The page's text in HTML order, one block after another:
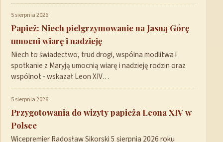
5 sierpnia 2026
Papież: Niech pielgrzymowanie na Jasną Górę
umocni wiarę i nadzieję
Niech to świadectwo, trud drogi, wspólna modlitwa i
spotkanie z Maryją umocnią wiarę i nadzieję rodzin oraz
wspólnot - wskazał Leon XIV…
5 sierpnia 2026
Przygotowania do wizyty papieża Leona XIV w
Polsce
Wicepremier Radosław Sikorski 5 sierpnia 2026 roku